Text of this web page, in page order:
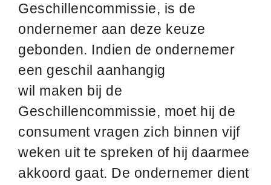
Geschillencommissie, is de
ondernemer aan deze keuze
gebonden. Indien de ondernemer
een geschil aanhangig
wil maken bij de
Geschillencommissie, moet hij de
consument vragen zich binnen vijf
weken uit te spreken of hij daarmee
akkoord gaat. De ondernemer dient